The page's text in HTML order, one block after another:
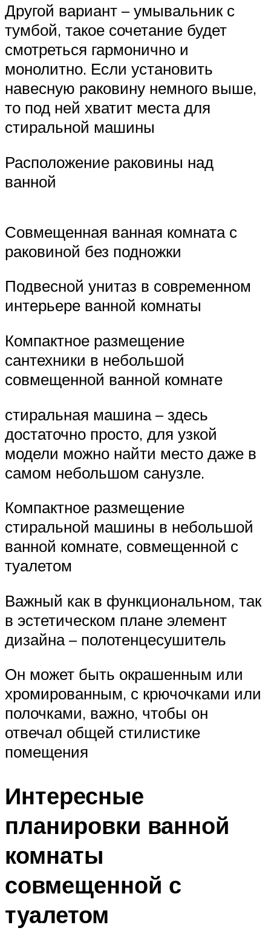
Другой вариант – умывальник с
тумбой, такое сочетание будет
смотреться гармонично и
монолитно. Если установить
навесную раковину немного выше,
то под ней хватит места для
стиральной машины
Расположение раковины над
ванной
Совмещенная ванная комната с
раковиной без подножки
Подвесной унитаз в современном
интерьере ванной комнаты
Компактное размещение
сантехники в небольшой
совмещенной ванной комнате
стиральная машина – здесь
достаточно просто, для узкой
модели можно найти место даже в
самом небольшом санузле.
Компактное размещение
стиральной машины в небольшой
ванной комнате, совмещенной с
туалетом
Важный как в функциональном, так
в эстетическом плане элемент
дизайна – полотенцесушитель
Он может быть окрашенным или
хромированным, с крючочками или
полочками, важно, чтобы он
отвечал общей стилистике
помещения
Интересные
планировки ванной
комнаты
совмещенной с
туалетом